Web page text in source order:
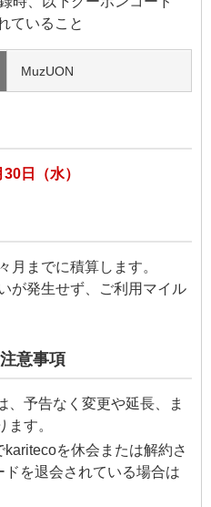
ていること
MuzUON
日（水）
月までに積算します。
が発生せず、ご利用マイル
意事項
、予告なく変更や延長、ま
す。
を休会または解約さ
を退会されている場合は